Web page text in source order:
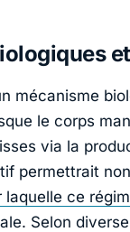
mécanisme
le corps
via la
permettrait
laquelle ce
Selon